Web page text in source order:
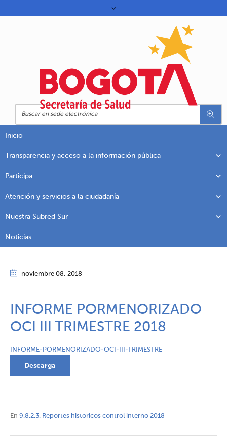
Inicio
Transparencia y acceso a la información pública
Participa
Atención y servicios a la ciudadanía
Nuestra Subred Sur
Noticias
noviembre 08, 2018
INFORME PORMENORIZADO
OCI III TRIMESTRE 2018
INFORME-PORMENORIZADO-OCI-III-TRIMESTRE
Descarga
En 9.8.2.3. Reportes historicos control interno 2018